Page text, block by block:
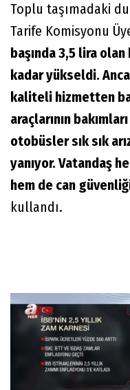
Toplu taşımadaki
Tarife Komisyonu
başında 3,5 lira
kadar yükseldi.
kaliteli hizmetten
araçlarının
otobüsler sık sık
yanıyor. Vatandaş
hem de can
kullandı.